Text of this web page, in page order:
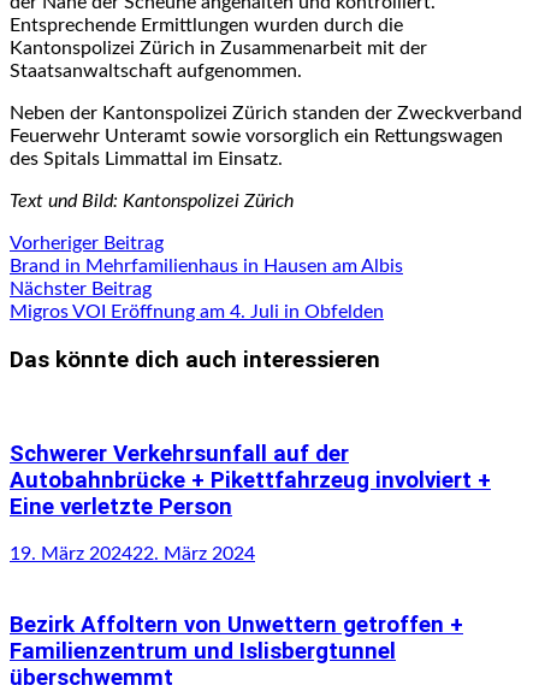
Entsprechende Ermittlungen wurden durch die
Kantonspolizei Zürich in Zusammenarbeit mit der
Staatsanwaltschaft aufgenommen.
Neben der Kantonspolizei Zürich standen der Zweckverband
Feuerwehr Unteramt sowie vorsorglich ein Rettungswagen
des Spitals Limmattal im Einsatz.
Text und Bild: Kantonspolizei Zürich
Beitragsnavigation
Vorheriger BeitragVorheriger
Beitrag:
Brand in Mehrfamilienhaus in Hausen am Albis
Nächster BeitragNächster
Beitrag:
Migros VOI Eröffnung am 4. Juli in Obfelden
Das könnte dich auch interessieren
Schwerer Verkehrsunfall auf der
Autobahnbrücke + Pikettfahrzeug involviert +
Eine verletzte Person
19. März 202422. März 2024
Bezirk Affoltern von Unwettern getroffen +
Familienzentrum und Islisbergtunnel
überschwemmt